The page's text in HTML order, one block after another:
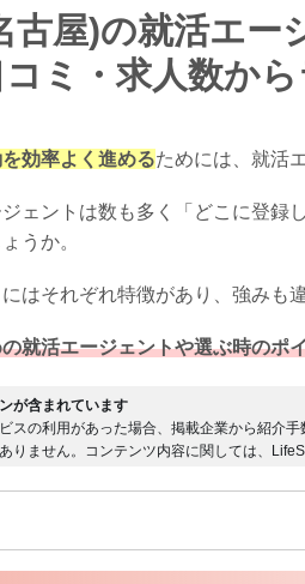
古屋)の就活エー
ミ・求人数か
効率よく進めるためには、就活
ェントは数も多く「どこに登録
うか。
はそれぞれ特徴があり、強みも違
就活エージェントや選ぶ時のポ
が含まれています
スの利用があった場合、掲載企業から紹介
りません。コンテンツ内容に関しては、